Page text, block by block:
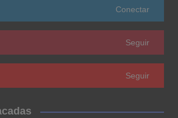
Conectar
Seguir
Seguir